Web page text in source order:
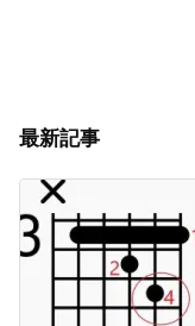
最新記事